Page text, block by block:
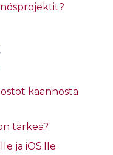
käännöstä
tärkeä?
ja iOS:lle